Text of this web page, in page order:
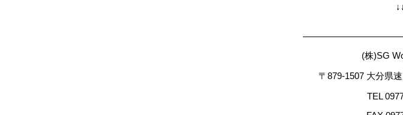
(株)SG
〒879-1507 大分県
TEL